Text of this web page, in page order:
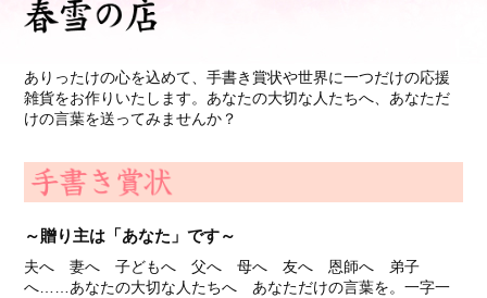
ありったけの心を込めて、手書き賞状や世界に一つだけの応援
雑貨をお作りいたします。あなたの大切な人たちへ、あなただ
けの言葉を送ってみませんか？
贈り主は「あなた」です
夫へ 妻へ 子どもへ 父へ 母へ 友へ 恩師へ 弟子
へ……あなたの大切な人たちへ あなただけの言葉を。一字一